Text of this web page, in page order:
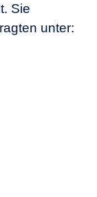
Sie
unter: